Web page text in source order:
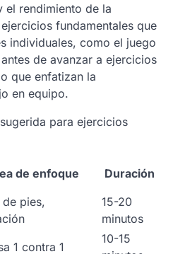
el rendimiento de la
fundamentales que
individuales, como el juego
de avanzar a ejercicios
que enfatizan la
en equipo.
para ejercicios
de enfoque
Duración
pies,
15-20
minutos
1 contra 1
10-15